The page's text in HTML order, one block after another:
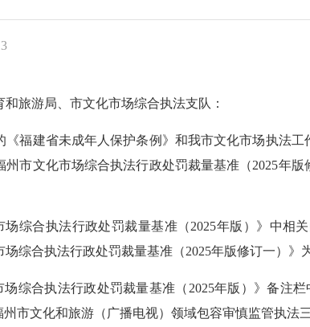
旅游局、市文化市场综合执法支队：
建省未成年人保护条例》和我市文化市场执法工
州市文化市场综合执法行政处罚裁量基准（2025年
合执法行政处罚裁量基准（2025年版）》中相
综合执法行政处罚裁量基准（2025年版修订一）》
合执法行政处罚裁量基准（2025年版）》备注栏
市文化和旅游（广播电视）领域包容审慎监管执法